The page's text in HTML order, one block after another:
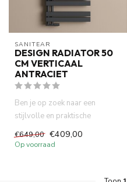
SANITEAR
DESIGN RADIATOR 50
CM VERTICAAL
ANTRACIET
Ben je op zoek naar een
stijlvolle en praktische
oplossing om je badkamer te
ver...
€649,00 €409,00
Op voorraad